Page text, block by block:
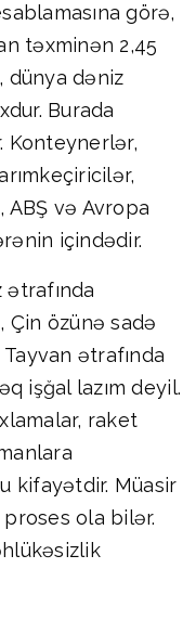
görə,
təxminən 2,45
dünya dəniz
Burada
ABŞ və Avropa
içindədir.
Çin özünə sadə
ətrafında
işğal lazım deyil.
raket
kifayətdir. Müasir
ola bilər.